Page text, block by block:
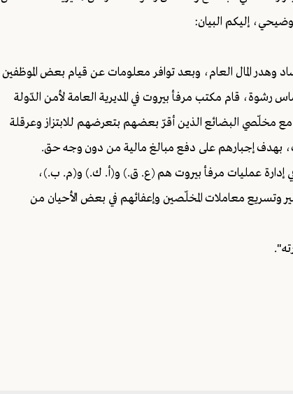
إليكم البيان:
وهدر المال العام، وبعد توافر معلومات عن قيام بعض الموظفين
رشوة، قام مكتب مرفأ بيروت في المديرية العامة لأمن الدّولة
مع مخلّصي البضائع الذين أقرّ بعضهم بتعرضهم للابتزاز وعرقلة
بهدف إجبارهم على دفع مبالغ مالية من دون وجه حق.
في إدارة عمليات مرفأ بيروت هم (ع. ق.) و(أ. ك.) و(م. ب.)،
وتسريع معاملات المخلّصين وإعفائهم في بعض الأحيان من